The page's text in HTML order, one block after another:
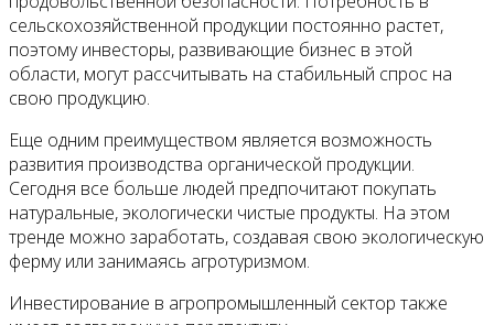
сельскохозяйственной продукции постоянно растет,
поэтому инвесторы, развивающие бизнес в этой
области, могут рассчитывать на стабильный спрос на
свою продукцию.
Еще одним преимуществом является возможность
развития производства органической продукции.
Сегодня все больше людей предпочитают покупать
натуральные, экологически чистые продукты. На этом
тренде можно заработать, создавая свою экологическую
ферму или занимаясь агротуризмом.
Инвестирование в агропромышленный сектор также